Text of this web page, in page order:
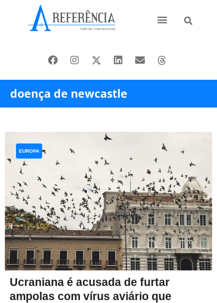
doença de newcastle
Ucraniana é acusada de furtar
ampolas com vírus aviário que
EUROPA